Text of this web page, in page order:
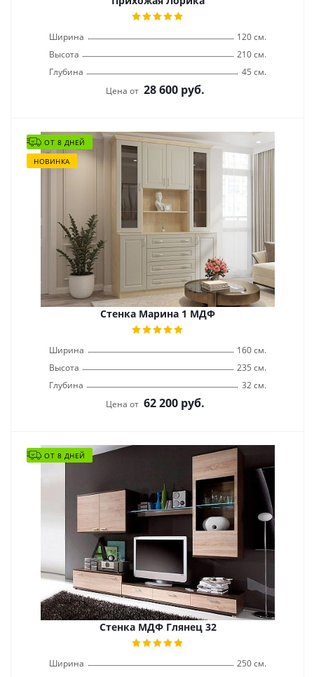
Ширина
120 см.
Высота
210 см.
Глубина
45 см.
Цена от 28 600 руб.
ОТ 8 ДНЕЙ
НОВИНКА
Стенка Марина 1 МДФ
Ширина
160 см.
Высота
235 см.
Глубина
32 см.
Цена от 62 200 руб.
ОТ 8 ДНЕЙ
Стенка МДФ Глянец 32
Ширина
250 см.